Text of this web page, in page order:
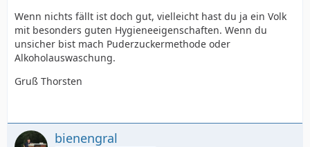
Wenn nichts fällt ist doch gut, vielleicht hast du ja ein Volk
mit besonders guten Hygieneeigenschaften. Wenn du
unsicher bist mach Puderzuckermethode oder
Alkoholauswaschung.
Gruß Thorsten
bienengral